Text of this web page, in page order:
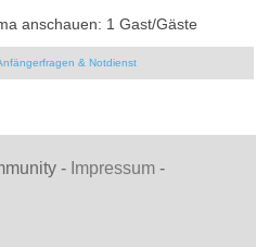
anschauen: 1 Gast/Gäste
& Notdienst
- Impressum -